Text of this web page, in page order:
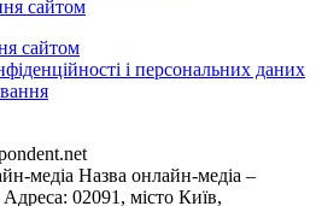
сайтом
сайтом
і персональних даних
медіа Назва онлайн-медіа –
02091, місто Київ,